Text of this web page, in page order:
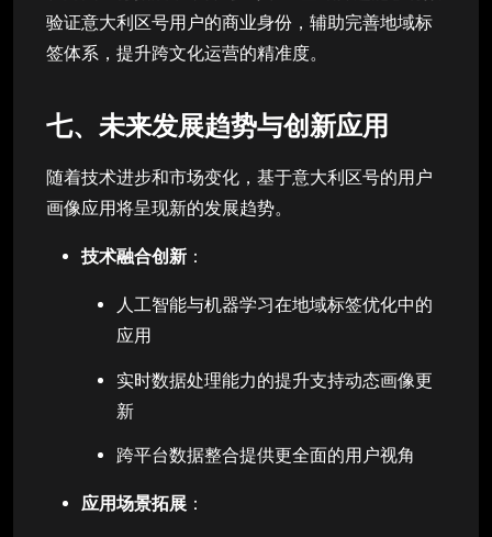
验证意大利区号用户的商业身份，辅助完善地域标
签体系，提升跨文化运营的精准度。
七、未来发展趋势与创新应用
随着技术进步和市场变化，基于意大利区号的用户
画像应用将呈现新的发展趋势。
技术融合创新 ：
人工智能与机器学习在地域标签优化中的
应用
实时数据处理能力的提升支持动态画像更
新
跨平台数据整合提供更全面的用户视角
应用场景拓展 ：